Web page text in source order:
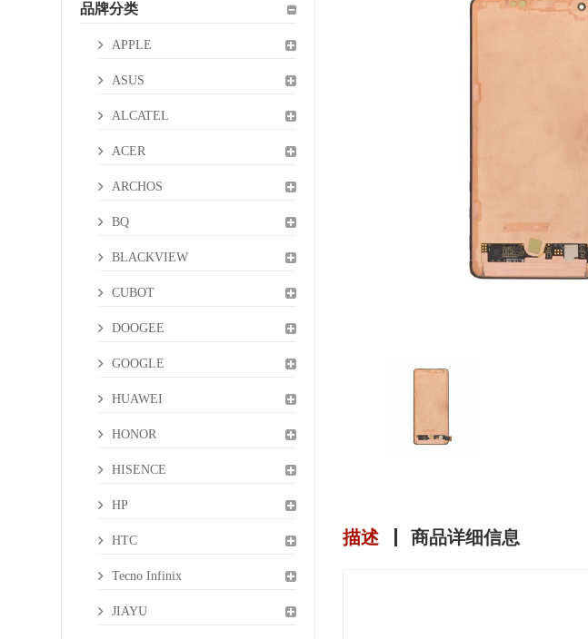
描述 商品详细信息
品牌分类
APPLE
ASUS
ALCATEL
ACER
ARCHOS
BQ
BLACKVIEW
CUBOT
DOOGEE
GOOGLE
HUAWEI
HONOR
HISENCE
HP
HTC
Tecno Infinix
JIAYU